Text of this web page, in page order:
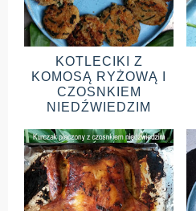
KOTLECIKI Z
KOMOSĄ RYŻOWĄ I
CZOSNKIEM
NIEDŹWIEDZIM